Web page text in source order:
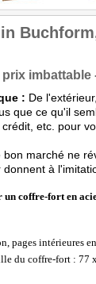
imbattable
: De
que ce qu'il
etc. pour
bon marché ne
à
coffre-fort en
pages intérieures
du coffre-fort : 77